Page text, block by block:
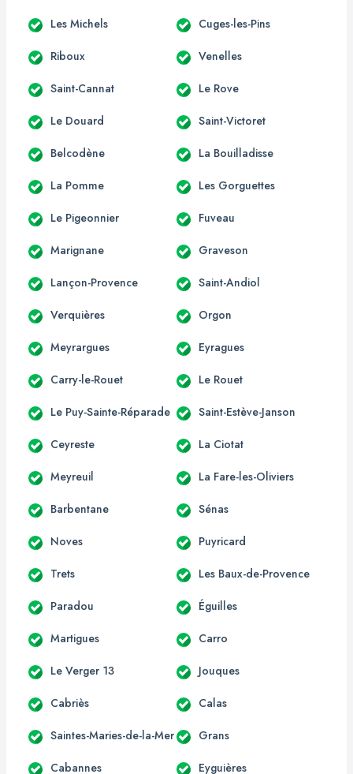
Les Michels Cuges-les-Pins
Riboux Venelles
Saint-Cannat Le Rove
Le Douard Saint-Victoret
Belcodène La Bouilladisse
La Pomme Les Gorguettes
Le Pigeonnier Fuveau
Marignane Graveson
Lançon-Provence Saint-Andiol
Verquières Orgon
Meyrargues Eyragues
Carry-le-Rouet Le Rouet
Le Puy-Sainte-Réparade Saint-Estève-Janson
Ceyreste La Ciotat
Meyreuil La Fare-les-Oliviers
Barbentane Sénas
Noves Puyricard
Trets Les Baux-de-Provence
Paradou Éguilles
Martigues Carro
Le Verger 13 Jouques
Cabriès Calas
Saintes-Maries-de-la-Mer Grans
Cabannes Eyguières